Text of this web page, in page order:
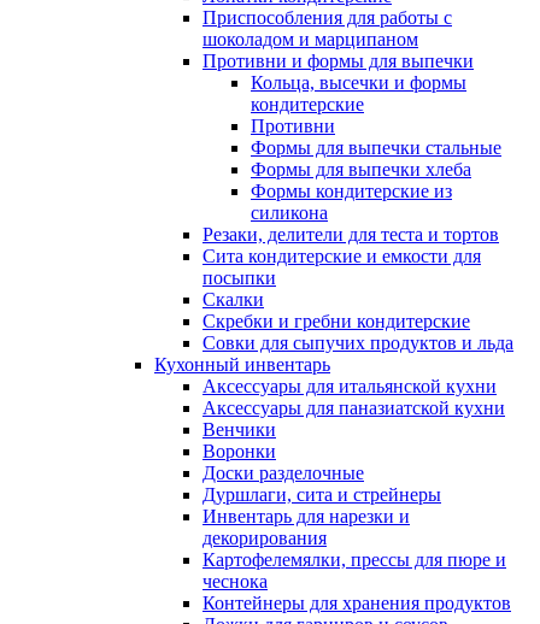
Приспособления для работы с
шоколадом и марципаном
Противни и формы для выпечки
Кольца, высечки и формы
кондитерские
Противни
Формы для выпечки стальные
Формы для выпечки хлеба
Формы кондитерские из
силикона
Резаки, делители для теста и тортов
Сита кондитерские и емкости для
посыпки
Скалки
Скребки и гребни кондитерские
Совки для сыпучих продуктов и льда
Кухонный инвентарь
Аксессуары для итальянской кухни
Аксессуары для паназиатской кухни
Венчики
Воронки
Доски разделочные
Дуршлаги, сита и стрейнеры
Инвентарь для нарезки и
декорирования
Картофелемялки, прессы для пюре и
чеснока
Контейнеры для хранения продуктов